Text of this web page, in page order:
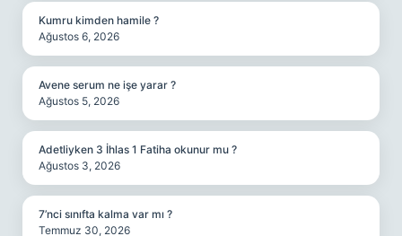
Kumru kimden hamile ?
Ağustos 6, 2026
Avene serum ne işe yarar ?
Ağustos 5, 2026
Adetliyken 3 İhlas 1 Fatiha okunur mu ?
Ağustos 3, 2026
7’nci sınıfta kalma var mı ?
Temmuz 30, 2026